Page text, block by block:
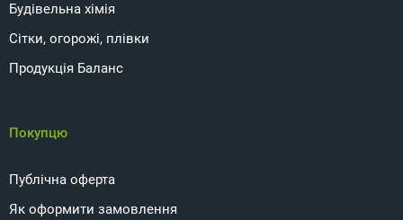
Будівельна хімія
Сітки, огорожі, плівки
Продукція Баланс
Покупцю
Публічна оферта
Як оформити замовлення